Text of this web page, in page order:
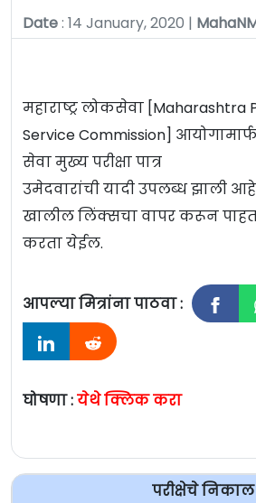
Date: 14 January, 2020 |
महाराष्ट्र लोकसेवा [Maharashtra
Service Commission]
सेवा मुख्य परीक्षा पात्र
उमेदवारांची यादी उपलब्ध झाली
खालील लिंक्सचा वापर करून
करता येईल.
आपल्या मित्रांना पाठवा :
घोषणा :येथे क्लिक करा
परीक्षेचे निकाल